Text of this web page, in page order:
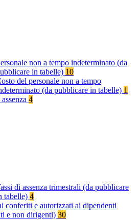
non a tempo indeterminato (da
in tabelle) 10
del personale non a tempo
(da pubblicare in tabelle) 1
4
di assenza trimestrali (da pubblicare
tabelle) 4
conferiti e autorizzati ai dipendenti
e non dirigenti) 30